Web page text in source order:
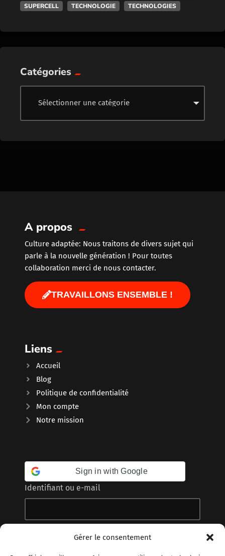
Gérer le consentement
SUPERCELL
TECHNOLOGIE TECHNOLOGIES
Catégories
A propos
Culture adaptée: Nous traitons de divers sujet qui
parle à la nouvelle génération ! Pour toutes
collaboration merci de nous contacter.
TRAVAILLONS ENSEMBLE !
Liens
Accueil
Blog
Politique de confidentialité
Mon compte
Notre mission
Sign in with Google
Identifiant ou e-mail